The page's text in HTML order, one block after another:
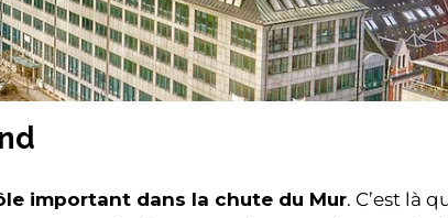
important dans la chute du Mur. C’est là